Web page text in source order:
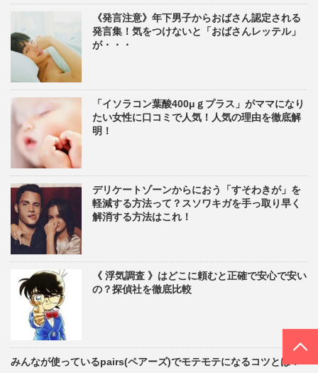
《発言注意》年下男子からおばさん認定される
発言集！気をつけないと「おばさんレッテル」
が・・・
「イソラコン葉酸400μｇプラス」がママになり
たい女性に口コミで人気！人気の理由を徹底解
明！
デリケートゾーンからにおう「すそわきが」を
軽減する方法って？スソワキガを手っ取り早く
解消する方法はこれ！
《 浮気調査 》はどこに頼むと正確で安心で安い
の？探偵社を徹底比較
みんなが使っているpairs(ペアーズ)でモテモテになるコツとは？